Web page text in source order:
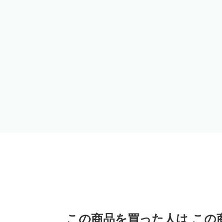
この商品を買った人は この